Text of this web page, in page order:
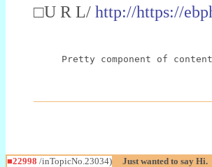
□U R L/ http://https://
Pretty component of
■22998 /inTopicNo.23034) Just wanted to say Hi.